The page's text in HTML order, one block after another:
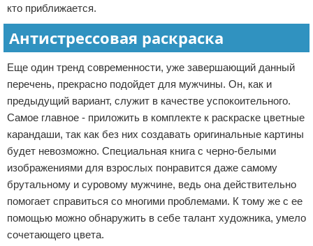
кто приближается.
Антистрессовая раскраска
Еще один тренд современности, уже завершающий данный
перечень, прекрасно подойдет для мужчины. Он, как и
предыдущий вариант, служит в качестве успокоительного.
Самое главное - приложить в комплекте к раскраске цветные
карандаши, так как без них создавать оригинальные картины
будет невозможно. Специальная книга с черно-белыми
изображениями для взрослых понравится даже самому
брутальному и суровому мужчине, ведь она действительно
помогает справиться со многими проблемами. К тому же с ее
помощью можно обнаружить в себе талант художника, умело
сочетающего цвета.